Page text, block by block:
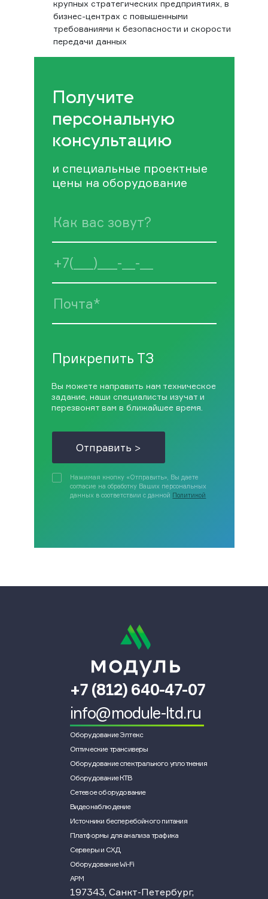
крупных стратегических предприятиях, в
бизнес-центрах с повышенными
требованиями к безопасности и скорости
передачи данных
Получите
персональную
консультацию
и специальные проектные
цены на оборудование
Прикрепить ТЗ
Вы можете направить нам техническое
задание, наши специалисты изучат и
перезвонят вам в ближайшее время.
Отправить >
Нажимая кнопку «Отправить», Вы даете
согласие на обработку Ваших персональных
данных в соответствии с данной Политикой
+7 (812) 640-47-07
info@module-ltd.ru
Оборудование Элтекс
Оптические трансиверы
Оборудование спектрального уплотнения
Оборудование КТВ
Сетевое оборудование
Видеонаблюдение
Источники бесперебойного питания
Платформы для анализа трафика
Серверы и СХД
Оборудование Wi-Fi
АРМ
197343, Санкт-Петербург,